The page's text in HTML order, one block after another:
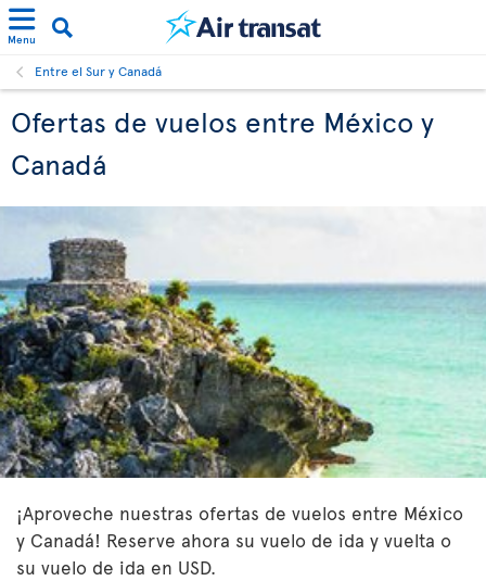
Menu
Entre el Sur y Canadá
Ofertas de vuelos entre México y
Canadá
¡Aproveche nuestras ofertas de vuelos entre México
y Canadá! Reserve ahora su vuelo de ida y vuelta o
su vuelo de ida en USD.